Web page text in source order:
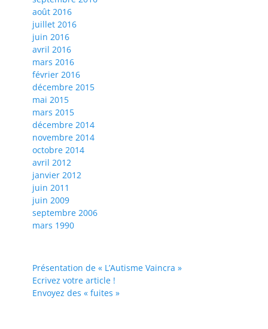
août 2016
juillet 2016
juin 2016
avril 2016
mars 2016
février 2016
décembre 2015
mai 2015
mars 2015
décembre 2014
novembre 2014
octobre 2014
avril 2012
janvier 2012
juin 2011
juin 2009
septembre 2006
mars 1990
Présentation de « L’Autisme Vaincra »
Ecrivez votre article !
Envoyez des « fuites »